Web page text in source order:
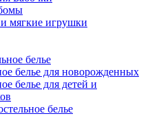
мягкие игрушки
белье
белье для новорожденных
белье для детей и
белье